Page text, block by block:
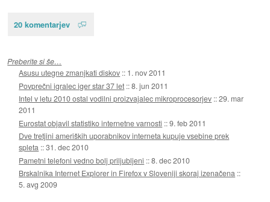
20 komentarjev
Preberite si še…
Asusu utegne zmanjkati diskov :: 1. nov 2011
Povprečni igralec iger star 37 let ::8. jun 2011
Intel v letu 2010 ostal vodilni proizvajalec mikroprocesorjev ::29. mar
2011
Eurostat objavil statistiko internetne varnosti ::9. feb 2011
Dve tretjini ameriških uporabnikov interneta kupuje vsebine prek
spleta ::31. dec 2010
Pametni telefoni vedno bolj priljubljeni ::8. dec 2010
Brskalnika Internet Explorer in Firefox v Sloveniji skoraj izenačena ::
5. avg 2009